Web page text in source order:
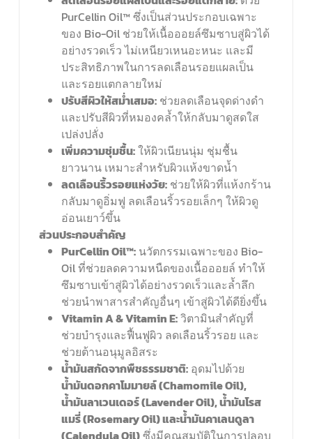
PurCellin Oil™ ซึ่งเป็นส่วนประกอบเฉพาะ
ของ Bio-Oil ช่วยให้เนื้อออยล์ซึมซาบสู่ผิวได้
อย่างรวดเร็ว ไม่เหนียวเหนอะหนะ และมี
ประสิทธิภาพในการลดเลือนรอยแผลเป็น
และรอยแตกลายใหม่
ปรับสีผิวให้สม่ำเสมอ:ช่วยลดเลือนจุดด่างดำ
และปรับสีผิวที่หมองคล้ำให้กลับมาดูสดใส
เปล่งปลั่ง
เพิ่มความชุ่มชื้น:ให้ผิวเนียนนุ่ม ชุ่มชื้น
ยาวนาน เหมาะสำหรับผิวแห้งขาดน้ำ
ลดเลือนริ้วรอยแห่งวัย:ช่วยให้ผิวที่แห้งกร้าน
กลับมาดูอิ่มฟู ลดเลือนริ้วรอยเล็กๆ ให้ผิวดู
อ่อนเยาว์ขึ้น
ส่วนประกอบสำคัญ
PurCellin Oil™:นวัตกรรมเฉพาะของ Bio-
Oil ที่ช่วยลดความหนืดของเนื้อออยล์ ทำให้
ซึมซาบเข้าสู่ผิวได้อย่างรวดเร็วและล้ำลึก
ช่วยนำพาสารสำคัญอื่นๆ เข้าสู่ผิวได้ดียิ่งขึ้น
Vitamin A & Vitamin E:วิตามินสำคัญที่
ช่วยบำรุงและฟื้นฟูผิว ลดเลือนริ้วรอย และ
ช่วยต้านอนุมูลอิสระ
น้ำมันสกัดจากพืชธรรมชาติ:อุดมไปด้วย
น้ำมันดอกคาโมมายล์ (Chamomile Oil),
น้ำมันลาเวนเดอร์ (Lavender Oil),น้ำมันโรส
แมรี่ (Rosemary Oil)และน้ำมันคาเลนดูลา
(Calendula Oil)ซึ่งมีคุณสมบัติในการปลอบ